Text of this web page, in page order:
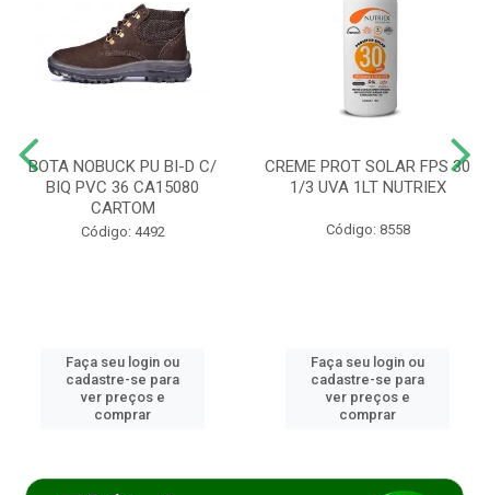
BOTA NOBUCK PU BI-D C/
BIQ PVC 36 CA15080
CARTOM
Código: 4492
Faça seu login ou
cadastre-se para
ver preços e
comprar
CREME PROT SOLAR FPS 30
1/3 UVA 1LT NUTRIEX
Código: 8558
Faça seu login ou
cadastre-se para
ver preços e
comprar